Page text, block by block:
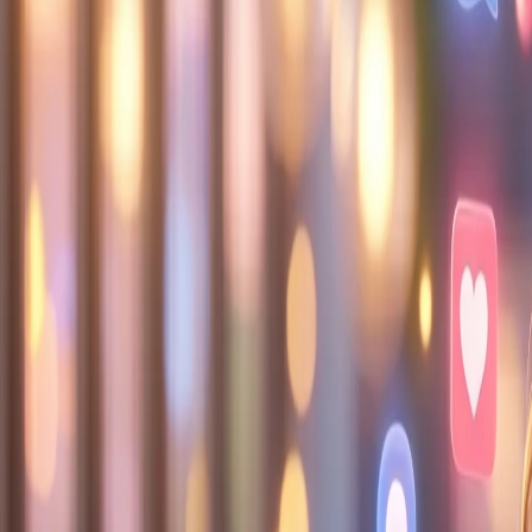
Hoşgeldiniz! Tüm servislerde %20'ye varan indirimler